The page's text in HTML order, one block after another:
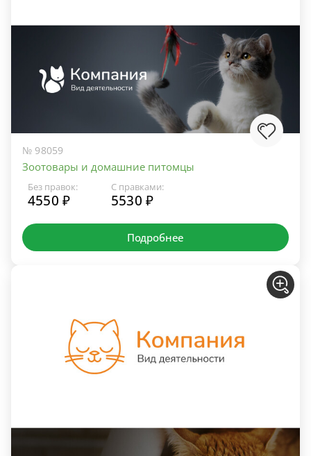
№ 98059
Зоотовары и домашние питомцы
Без правок:
4550 ₽
С правками:
5530 ₽
Подробнее